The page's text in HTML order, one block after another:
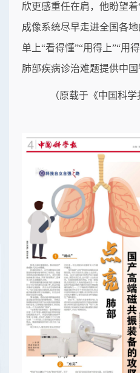
欣更感重任在肩，他盼望
成像系统尽早走进全国各
单上“看得懂”“用得上”“用
肺部疾病诊治难题提供中国
（原载于《中国科